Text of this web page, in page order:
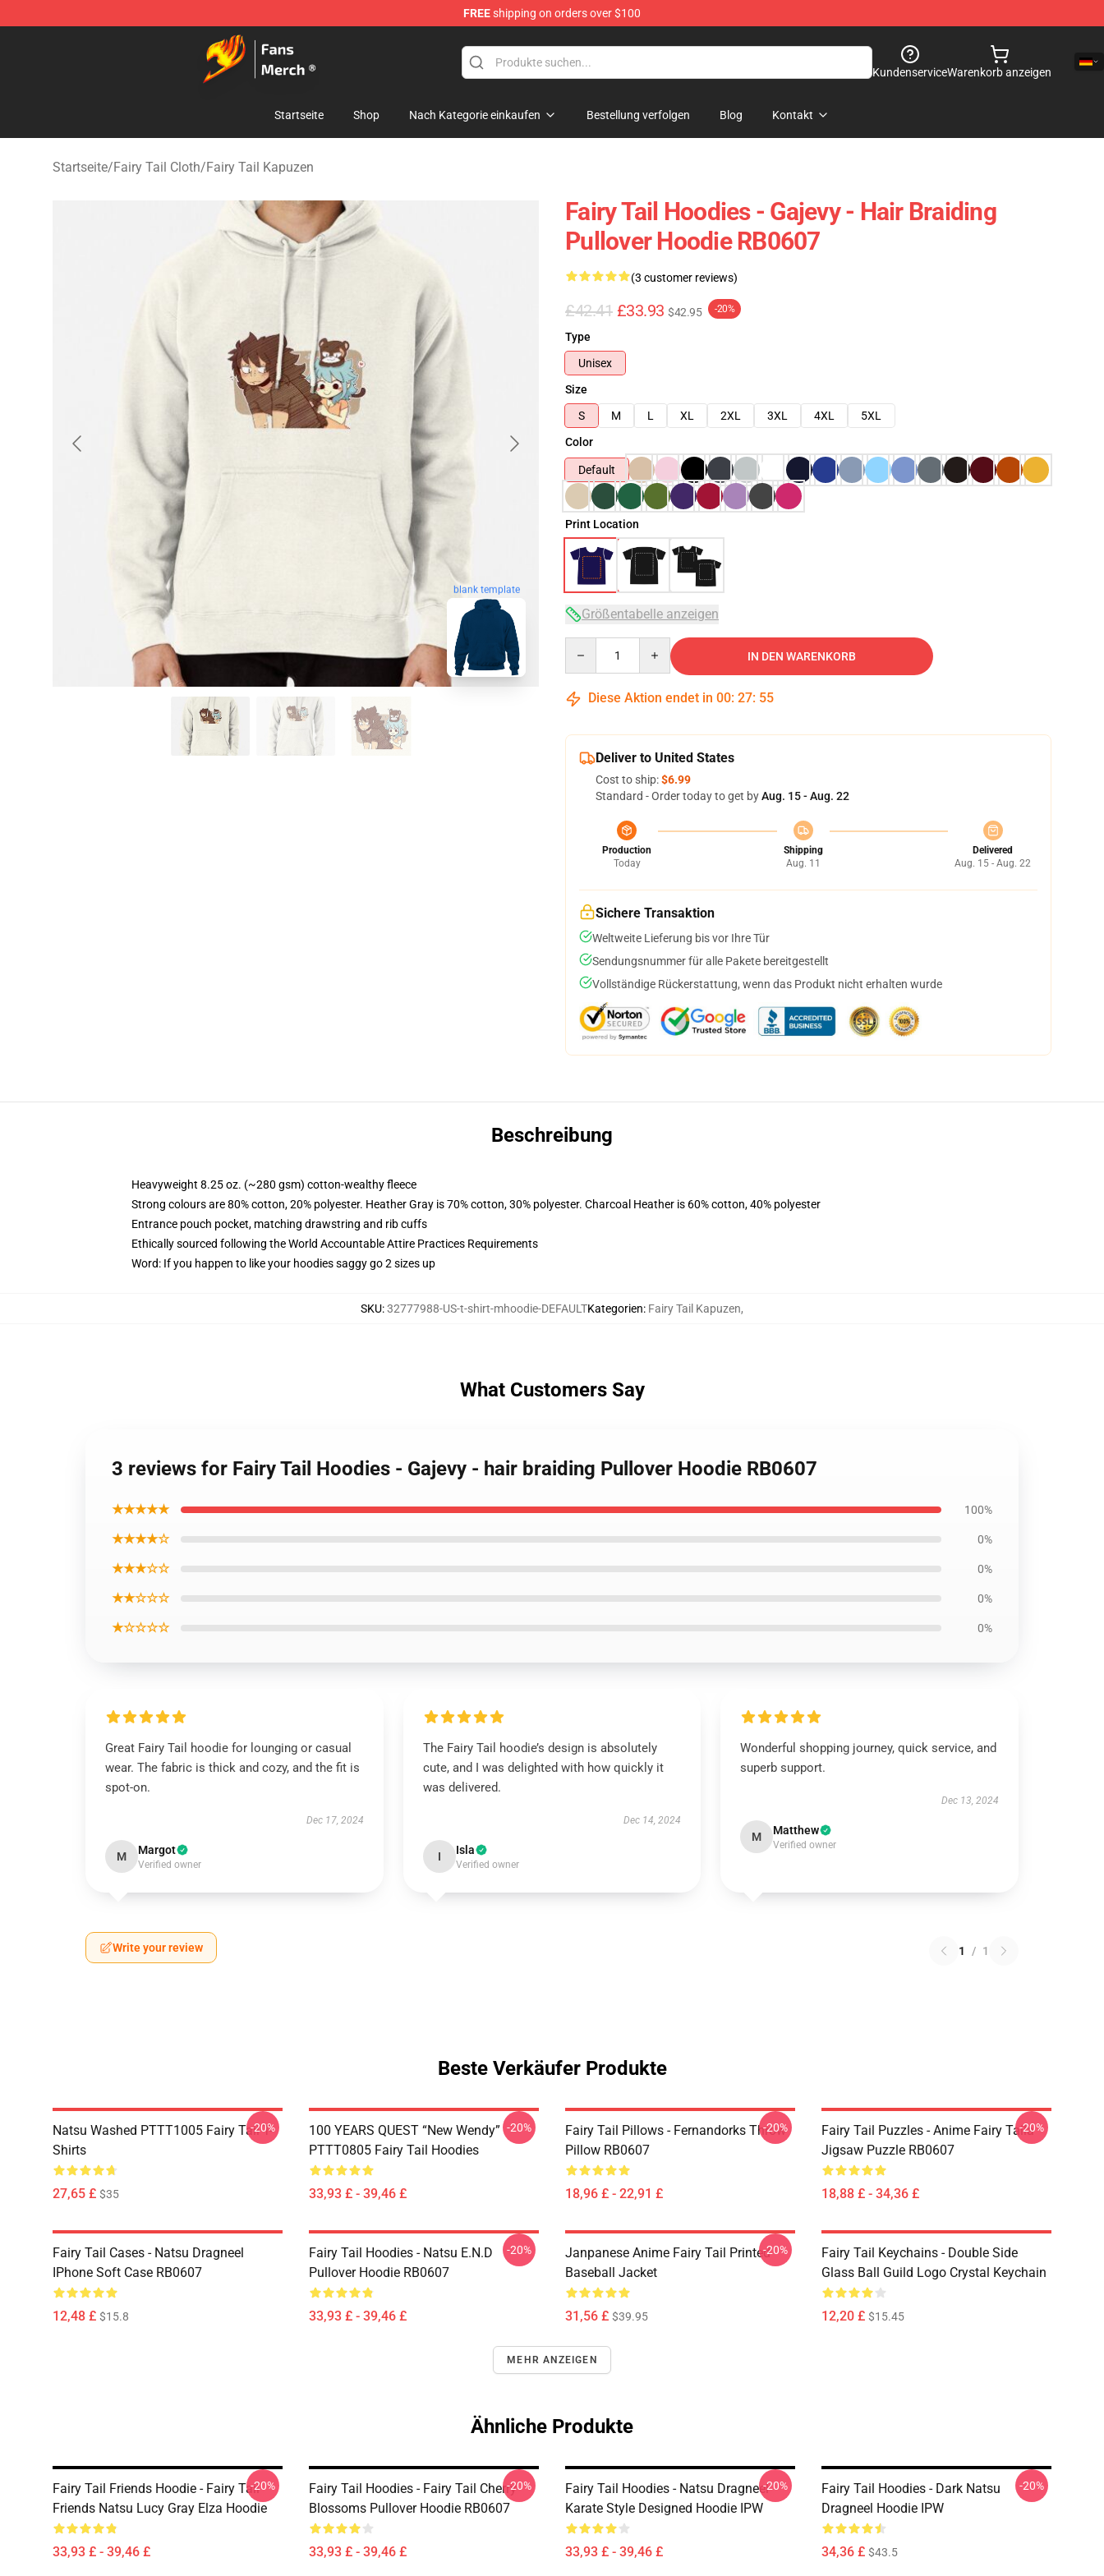
FREEshipping on orders over $100
Fairy Tail Store - Official Fairy Tail Merchandise Shop
KundenserviceWarenkorb anzeigen
Startseite Shop Nach Kategorie einkaufen Bestellung verfolgen Blog Kontakt
Startseite/Fairy Tail Cloth/Fairy Tail Kapuzen
blank template
Fairy Tail Hoodies - Gajevy - Hair Braiding
Pullover Hoodie RB0607
(3 customer reviews)
£42.41 £33.93 $42.95 -20%
Type
Unisex
Size
S
M L XL 2XL 3XL 4XL
5XL
Color
Default
Print Location
Größentabelle anzeigen
IN DEN WARENKORB
Diese Aktion endet in 00: 27: 54
Deliver to United States
Cost to ship:$6.99
Standard - Order today to get byAug. 15 - Aug. 22
Production
Today
Shipping
Aug. 11
Delivered
Aug. 15 - Aug. 22
Sichere Transaktion
Weltweite Lieferung bis vor Ihre Tür
Sendungsnummer für alle Pakete bereitgestellt
Vollständige Rückerstattung, wenn das Produkt nicht erhalten wurde
Beschreibung
Heavyweight 8.25 oz. (~280 gsm) cotton-wealthy fleece
Strong colours are 80% cotton, 20% polyester. Heather Gray is 70% cotton, 30% polyester. Charcoal Heather is 60% cotton, 40% polyester
Entrance pouch pocket, matching drawstring and rib cuffs
Ethically sourced following the World Accountable Attire Practices Requirements
Word: If you happen to like your hoodies saggy go 2 sizes up
SKU:32777988-US-t-shirt-mhoodie-DEFAULTKategorien: Fairy Tail Kapuzen,
What Customers Say
3 reviews for Fairy Tail Hoodies - Gajevy - hair braiding Pullover Hoodie RB0607
★★★★★ 100%
★★★★☆ 0%
★★★☆☆ 0%
★★☆☆☆ 0%
★☆☆☆☆ 0%
Great Fairy Tail hoodie for lounging or casual
wear. The fabric is thick and cozy, and the fit is
spot-on.
Dec 17, 2024
M Margot
Verified owner
The Fairy Tail hoodie’s design is absolutely
cute, and I was delighted with how quickly it
was delivered.
Dec 14, 2024
I Isla
Verified owner
Wonderful shopping journey, quick service, and
superb support.
Dec 13, 2024
M Matthew
Verified owner
Write your review 1 / 1
Beste Verkäufer Produkte
Natsu Washed PTTT1005 Fairy Tail T-
Shirts
27,65 £ $35
-20%
100 YEARS QUEST “New Wendy”
PTTT0805 Fairy Tail Hoodies
33,93 £ - 39,46 £
-20%
Fairy Tail Pillows - Fernandorks Throw
Pillow RB0607
18,96 £ - 22,91 £
-20%
Fairy Tail Puzzles - Anime Fairy Taila
Jigsaw Puzzle RB0607
18,88 £ - 34,36 £
-20%
Fairy Tail Cases - Natsu Dragneel
IPhone Soft Case RB0607
12,48 £ $15.8
Fairy Tail Hoodies - Natsu E.N.D
Pullover Hoodie RB0607
33,93 £ - 39,46 £
-20%
Janpanese Anime Fairy Tail Printed
Baseball Jacket
31,56 £ $39.95
-20%
Fairy Tail Keychains - Double Side
Glass Ball Guild Logo Crystal Keychain
12,20 £ $15.45
MEHR ANZEIGEN
Ähnliche Produkte
Fairy Tail Friends Hoodie - Fairy Tail
Friends Natsu Lucy Gray Elza Hoodie
33,93 £ - 39,46 £
-20%
Fairy Tail Hoodies - Fairy Tail Cherry
Blossoms Pullover Hoodie RB0607
33,93 £ - 39,46 £
-20%
Fairy Tail Hoodies - Natsu Dragneel
Karate Style Designed Hoodie IPW
33,93 £ - 39,46 £
-20%
Fairy Tail Hoodies - Dark Natsu
Dragneel Hoodie IPW
34,36 £ $43.5
-20%